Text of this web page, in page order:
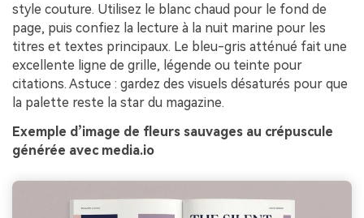
style couture. Utilisez le blanc chaud pour le fond de
page, puis confiez la lecture à la nuit marine pour les
titres et textes principaux. Le bleu-gris atténué fait une
excellente ligne de grille, légende ou teinte pour
citations. Astuce : gardez des visuels désaturés pour que
la palette reste la star du magazine.
Exemple d’image de fleurs sauvages au crépuscule
générée avec media.io